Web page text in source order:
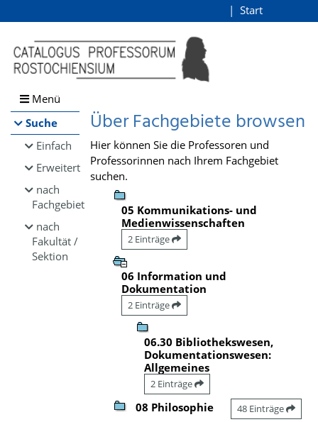
Browsen
direkt zum Inhalt
Start
Menü
Suche
Einfach
Erweitert
nach
Fachgebiet
nach
Fakultät /
Sektion
Über Fachgebiete browsen
Hier können Sie die Professoren und
Professorinnen nach Ihrem Fachgebiet
suchen.
05 Kommunikations- und
Medienwissenschaften
2 Einträge
06 Information und
Dokumentation
2 Einträge
06.30 Bibliothekswesen,
Dokumentationswesen:
Allgemeines
2 Einträge
08 Philosophie 48 Einträge